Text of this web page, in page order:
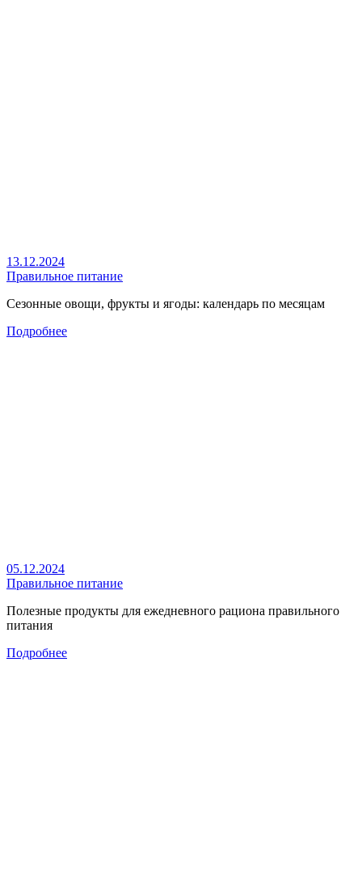
13.12.2024
Правильное питание
Сезонные овощи, фрукты и ягоды: календарь по месяцам
Подробнее
05.12.2024
Правильное питание
Полезные продукты для ежедневного рациона правильного
питания
Подробнее